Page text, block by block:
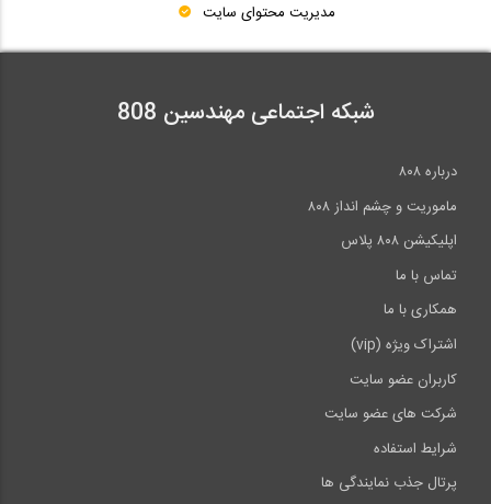
مدیریت محتوای سایت
شبکه اجتماعی مهندسین 808
درباره ۸۰۸
ماموریت و چشم انداز ۸۰۸
اپلیکیشن ۸۰۸ پلاس
تماس با ما
همکاری با ما
اشتراک ویژه (vip)
کاربران عضو سایت
شرکت های عضو سایت
شرایط استفاده
پرتال جذب نمایندگی ها